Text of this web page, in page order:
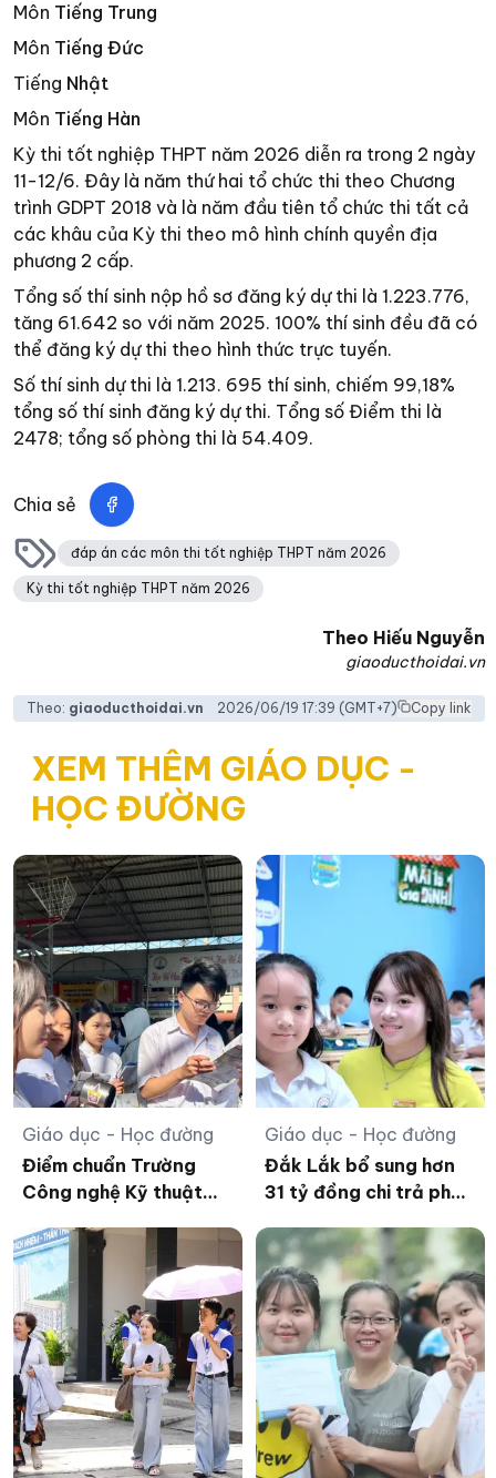
Môn Tiếng Trung
Môn Tiếng Đức
Tiếng Nhật
Môn Tiếng Hàn
Kỳ thi tốt nghiệp THPT năm 2026 diễn ra trong 2 ngày
11-12/6. Đây là năm thứ hai tổ chức thi theo Chương
trình GDPT 2018 và là năm đầu tiên tổ chức thi tất cả
các khâu của Kỳ thi theo mô hình chính quyền địa
phương 2 cấp.
Tổng số thí sinh nộp hồ sơ đăng ký dự thi là 1.223.776,
tăng 61.642 so với năm 2025. 100% thí sinh đều đã có
thể đăng ký dự thi theo hình thức trực tuyến.
Số thí sinh dự thi là 1.213. 695 thí sinh, chiếm 99,18%
tổng số thí sinh đăng ký dự thi. Tổng số Điểm thi là
2478; tổng số phòng thi là 54.409.
Chia sẻ
đáp án các môn thi tốt nghiệp THPT năm 2026
Kỳ thi tốt nghiệp THPT năm 2026
Theo Hiếu Nguyễn
giaoducthoidai.vn
Theo: giaoducthoidai.vn 2026/06/19 17:39 (GMT+7) Copy link
XEM THÊM GIÁO DỤC -
HỌC ĐƯỜNG
Giáo dục - Học đường
Điểm chuẩn Trường
Công nghệ Kỹ thuật
26,83 điểm
Giáo dục - Học đường
Đắk Lắk bổ sung hơn
31 tỷ đồng chi trả phụ
giáo